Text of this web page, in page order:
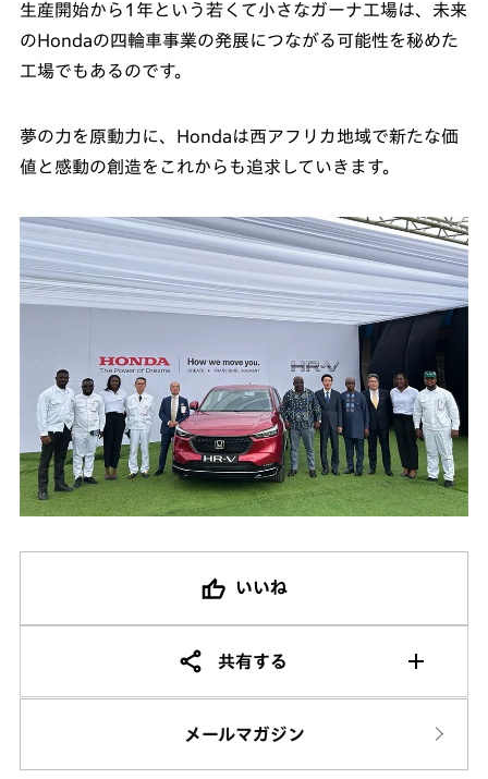
生産開始から1年という若くて小さなガーナ工場は、未来
のHondaの四輪車事業の発展につながる可能性を秘めた
工場でもあるのです。
夢の力を原動力に、Hondaは西アフリカ地域で新たな価
値と感動の創造をこれからも追求していきます。
いいね
共有する
メールマガジン